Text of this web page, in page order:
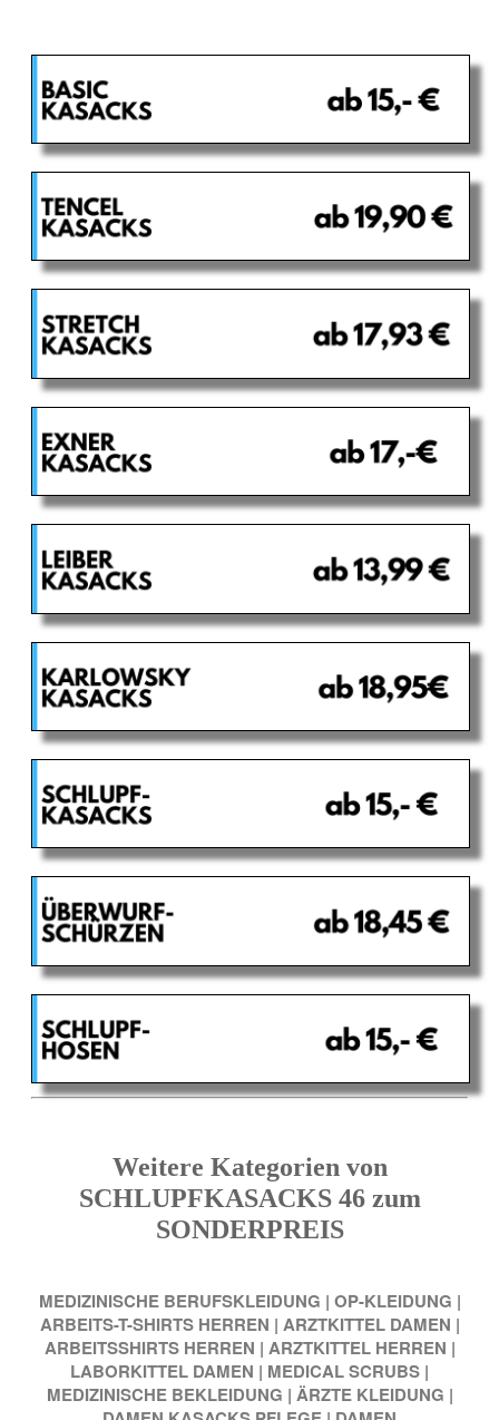
Weitere Kategorien von
SCHLUPFKASACKS 46 zum
SONDERPREIS
MEDIZINISCHE BERUFSKLEIDUNG | OP-KLEIDUNG |
ARBEITS-T-SHIRTS HERREN | ARZTKITTEL DAMEN |
ARBEITSSHIRTS HERREN | ARZTKITTEL HERREN |
LABORKITTEL DAMEN | MEDICAL SCRUBS |
MEDIZINISCHE BEKLEIDUNG | ÄRZTE KLEIDUNG |